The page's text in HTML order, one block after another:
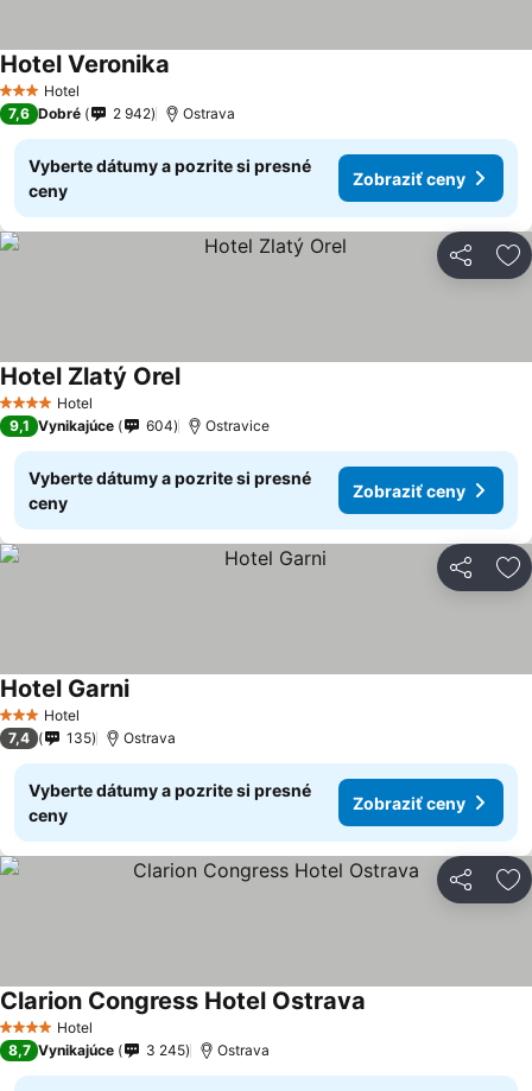
3 Počet hviezdičiek
Hotel
Hotel Veronika
7,6 Dobré 2 942 Ostrava
Vyberte dátumy a pozrite si presné
ceny
Zobraziť ceny
Zdieľať
4 Počet hviezdičiek
Hotel
Hotel Zlatý Orel
9,1 Vynikajúce 604 Ostravice
Vyberte dátumy a pozrite si presné
ceny
Zobraziť ceny
Zdieľať
3 Počet hviezdičiek
Hotel
Hotel Garni
7,4 135 Ostrava
Vyberte dátumy a pozrite si presné
ceny
Zobraziť ceny
Zdieľať
4 Počet hviezdičiek
Hotel
Clarion Congress Hotel Ostrava
8,7 Vynikajúce 3 245 Ostrava